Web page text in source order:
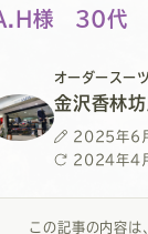
ー
ス
ー
ツ
ー
ス
ー
ツ
様 ３0代
オーダースー
金沢香林
投
稿
2025年6
最
新
2024年4
この記事の内容は、